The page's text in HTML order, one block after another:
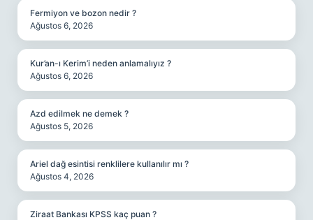
Fermiyon ve bozon nedir ?
Ağustos 6, 2026
Kur’an-ı Kerim’i neden anlamalıyız ?
Ağustos 6, 2026
Azd edilmek ne demek ?
Ağustos 5, 2026
Ariel dağ esintisi renklilere kullanılır mı ?
Ağustos 4, 2026
Ziraat Bankası KPSS kaç puan ?